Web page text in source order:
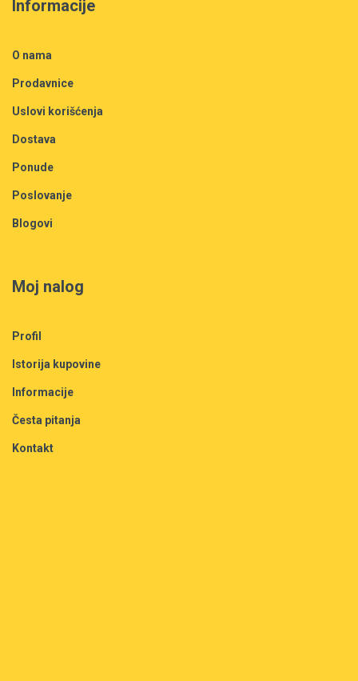
Informacije
O nama
Prodavnice
Uslovi korišćenja
Dostava
Ponude
Poslovanje
Blogovi
Moj nalog
Profil
Istorija kupovine
Informacije
Česta pitanja
Kontakt